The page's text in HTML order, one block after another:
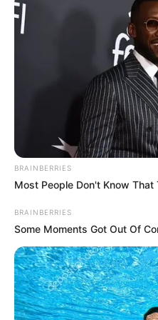
Κάθε πότε κληρώνει το
Ημέρες και ώρα
Συντάξεις Οκτωβρίου
Συντάξεις
Ακολουθήστε το
News
ΤΑ ΠΙΟ
BRAINBERRIES
Most People Don't Know
BRAINBERRIES
Some Moments Got Out Of